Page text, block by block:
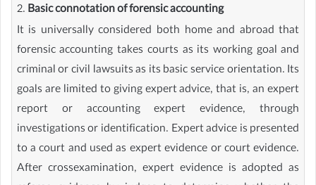
2. Basic connotation of forensic accounting
It is universally considered both home and abroad that
forensic accounting takes courts as its working goal and
criminal or civil lawsuits as its basic service orientation. Its
goals are limited to giving expert advice, that is, an expert
report or accounting expert evidence, through
investigations or identification. Expert advice is presented
to a court and used as expert evidence or court evidence.
After crossexamination, expert evidence is adopted as